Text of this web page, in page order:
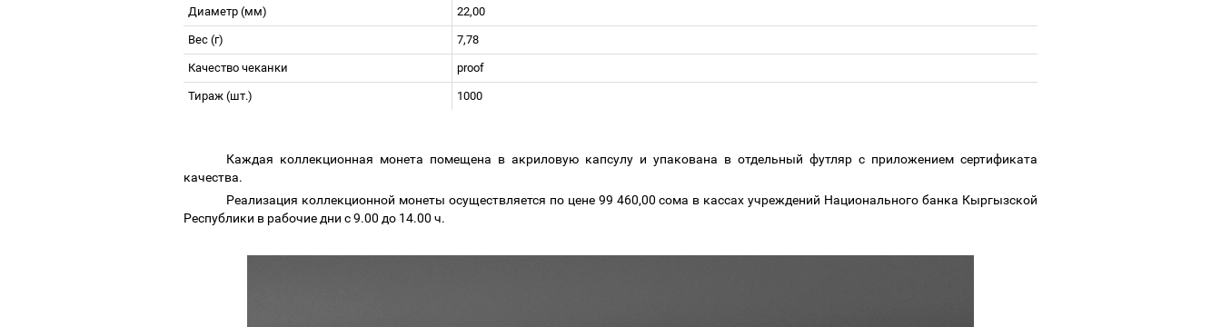
Диаметр (мм) 22,00
Вес (г) 7,78
Качество чеканки рroof
Тираж (шт.) 1000
Каждая коллекционная монета помещена в акриловую капсулу и упакована в отдельный футляр с приложением сертификата
качества.
Реализация коллекционной монеты осуществляется по цене99 460,00сома в кассах учреждений Национального банка Кыргызской
Республики в рабочие дни с 9.00 до 14.00 ч.